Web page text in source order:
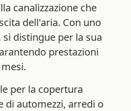
canalizzazione che
dell'aria. Con uno
si distingue per la sua
prestazioni
per la copertura
di automezzi, arredi o